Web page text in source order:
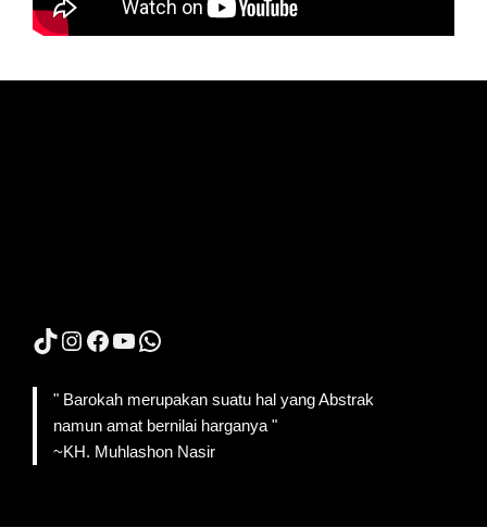
TikTok
Instagram
Facebook
YouTube
WhatsApp
" Barokah merupakan suatu hal yang Abstrak
namun amat bernilai harganya "
~KH. Muhlashon Nasir